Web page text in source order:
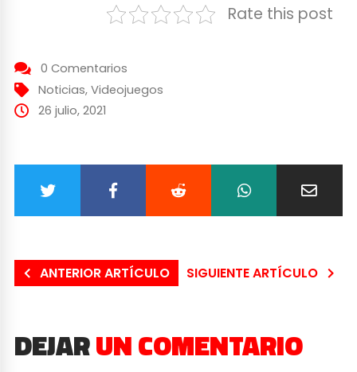
Rate this post
0 Comentarios
Noticias, Videojuegos
26 julio, 2021
ANTERIOR ARTÍCULO SIGUIENTE ARTÍCULO
DEJARUN COMENTARIO